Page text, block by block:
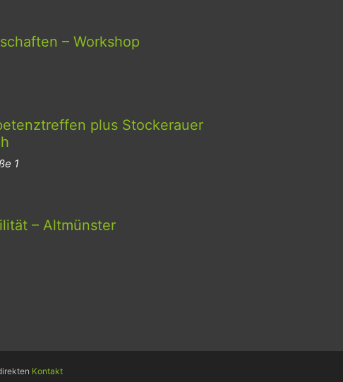
– Workshop
plus Stockerauer
1
– Altmünster
Kontakt